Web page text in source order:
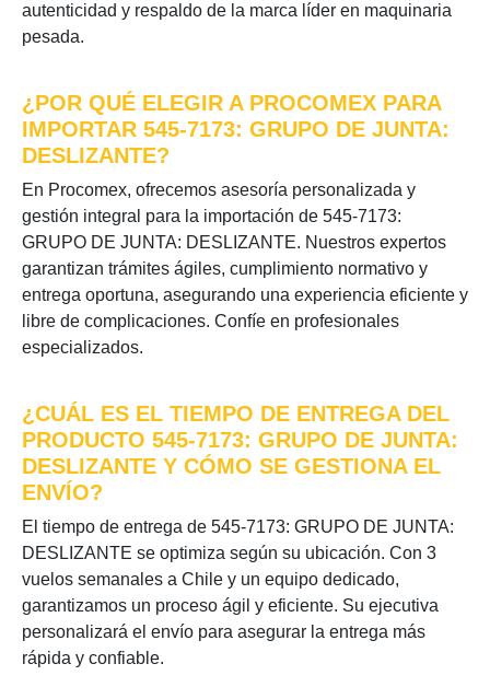
autenticidad y respaldo de la marca líder en maquinaria
pesada.
¿POR QUÉ ELEGIR A PROCOMEX PARA
IMPORTAR 545-7173: GRUPO DE JUNTA:
DESLIZANTE?
En Procomex, ofrecemos asesoría personalizada y
gestión integral para la importación de 545-7173:
GRUPO DE JUNTA: DESLIZANTE. Nuestros expertos
garantizan trámites ágiles, cumplimiento normativo y
entrega oportuna, asegurando una experiencia eficiente y
libre de complicaciones. Confíe en profesionales
especializados.
¿CUÁL ES EL TIEMPO DE ENTREGA DEL
PRODUCTO 545-7173: GRUPO DE JUNTA:
DESLIZANTE Y CÓMO SE GESTIONA EL
ENVÍO?
El tiempo de entrega de 545-7173: GRUPO DE JUNTA:
DESLIZANTE se optimiza según su ubicación. Con 3
vuelos semanales a Chile y un equipo dedicado,
garantizamos un proceso ágil y eficiente. Su ejecutiva
personalizará el envío para asegurar la entrega más
rápida y confiable.